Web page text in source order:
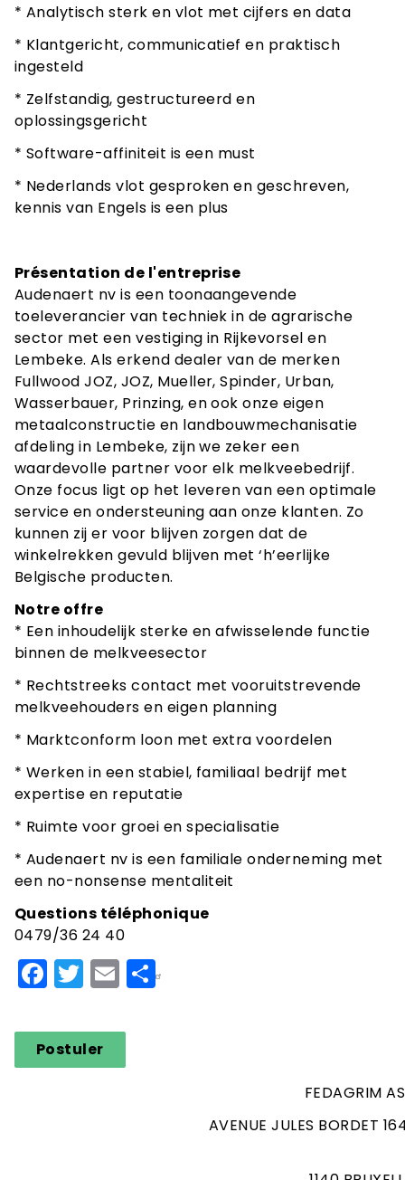
* Analytisch sterk en vlot met cijfers en data
* Klantgericht, communicatief en praktisch
ingesteld
* Zelfstandig, gestructureerd en
oplossingsgericht
* Software-affiniteit is een must
* Nederlands vlot gesproken en geschreven,
kennis van Engels is een plus
Présentation de l'entreprise
Audenaert nv is een toonaangevende
toeleverancier van techniek in de agrarische
sector met een vestiging in Rijkevorsel en
Lembeke. Als erkend dealer van de merken
Fullwood JOZ, JOZ, Mueller, Spinder, Urban,
Wasserbauer, Prinzing, en ook onze eigen
metaalconstructie en landbouwmechanisatie
afdeling in Lembeke, zijn we zeker een
waardevolle partner voor elk melkveebedrijf.
Onze focus ligt op het leveren van een optimale
service en ondersteuning aan onze klanten. Zo
kunnen zij er voor blijven zorgen dat de
winkelrekken gevuld blijven met ‘h’eerlijke
Belgische producten.
Notre offre
* Een inhoudelijk sterke en afwisselende functie
binnen de melkveesector
* Rechtstreeks contact met vooruitstrevende
melkveehouders en eigen planning
* Marktconform loon met extra voordelen
* Werken in een stabiel, familiaal bedrijf met
expertise en reputatie
* Ruimte voor groei en specialisatie
* Audenaert nv is een familiale onderneming met
een no-nonsense mentaliteit
Questions téléphonique
0479/36 24 40
Facebook
Twitter
EmailShare
Postuler
FEDAGRIM
AVENUE JULES BORDET